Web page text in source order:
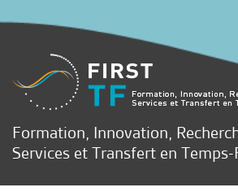
Formation, Innovation,
Services et Transfert en Temps-